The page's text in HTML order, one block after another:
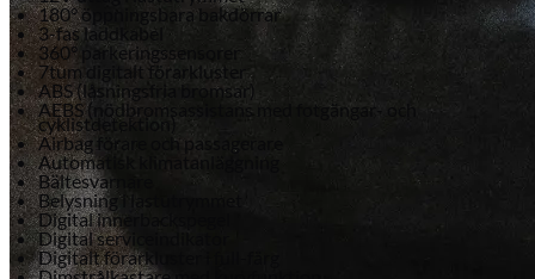
180° öppningsbara bakdörrar
3-fas laddkabel
360° parkeringssensorer
7tum digitalt förarkluster
ABS (låsningsfria bromsar)
AEBS (nödbromsassistans med fotgängar- och
cyklistdetektion)
Airbag förare och passagerare
Automatisk klimatanläggning
Bältesvarnare
Belysning i lastutrymmet
Digital innerbackspegel
Digital serviceindikator
Digitalt förarkluster i full-färg